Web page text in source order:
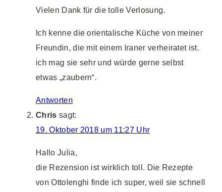
Vielen Dank für die tolle Verlosung.
Ich kenne die orientalische Küche von meiner
Freundin, die mit einem Iraner verheiratet ist.
ich mag sie sehr und würde gerne selbst
etwas „zaubern“.
Antworten
Chris sagt:
19. Oktober 2018 um 11:27 Uhr
Hallo Julia,
die Rezension ist wirklich toll. Die Rezepte
von Ottolenghi finde ich super, weil sie schnell